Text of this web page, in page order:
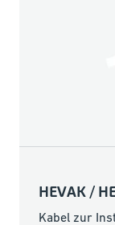
HEVAK /
Kabel zur